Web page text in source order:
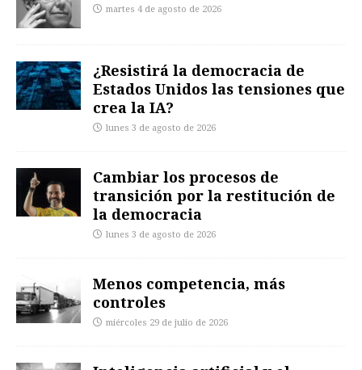
martes 4 de agosto de 2026
¿Resistirá la democracia de
Estados Unidos las tensiones que
crea la IA?
lunes 3 de agosto de 2026
Cambiar los procesos de
transición por la restitución de
la democracia
lunes 3 de agosto de 2026
Menos competencia, más
controles
miércoles 29 de julio de 2026